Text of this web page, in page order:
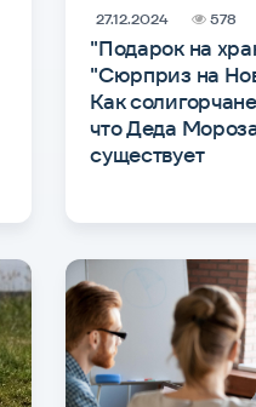
"Подарок на
"Сюрприз на
Как
что Деда
существует
27.12.2024 578